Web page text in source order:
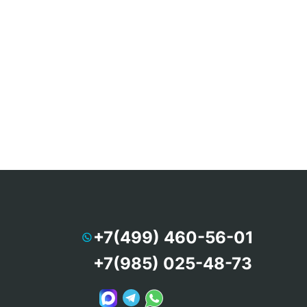
+7(499) 460-56-01
+7(985) 025-48-73